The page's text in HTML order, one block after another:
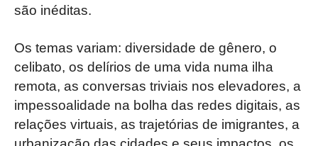
são inéditas.
Os temas variam: diversidade de gênero, o
celibato, os delírios de uma vida numa ilha
remota, as conversas triviais nos elevadores, a
impessoalidade na bolha das redes digitais, as
relações virtuais, as trajetórias de imigrantes, a